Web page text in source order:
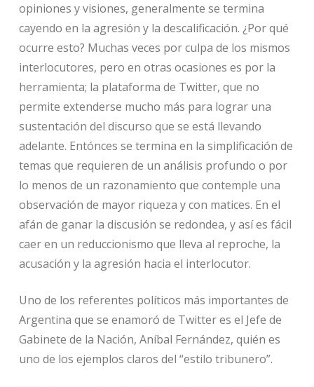
opiniones y visiones, generalmente se termina
cayendo en la agresión y la descalificación. ¿Por qué
ocurre esto? Muchas veces por culpa de los mismos
interlocutores, pero en otras ocasiones es por la
herramienta; la plataforma de Twitter, que no
permite extenderse mucho más para lograr una
sustentación del discurso que se está llevando
adelante. Entónces se termina en la simplificación de
temas que requieren de un análisis profundo o por
lo menos de un razonamiento que contemple una
observación de mayor riqueza y con matices. En el
afán de ganar la discusión se redondea, y así es fácil
caer en un reduccionismo que lleva al reproche, la
acusación y la agresión hacia el interlocutor.
Uno de los referentes políticos más importantes de
Argentina que se enamoró de Twitter es el Jefe de
Gabinete de la Nación, Aníbal Fernández, quién es
uno de los ejemplos claros del “estilo tribunero”.